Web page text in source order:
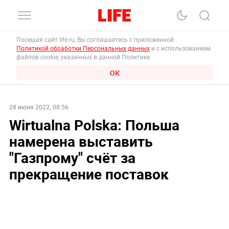
Посещая сайт life.ru, Вы соглашаетесь с приложенной
Политикой обработки Персональных данных и с использованием
файлов cookie, указанных в данной Политике.
ОК
28 июня 2022, 08:56
Wirtualna Polska: Польша
намерена выставить
"Газпрому" счёт за
прекращение поставок